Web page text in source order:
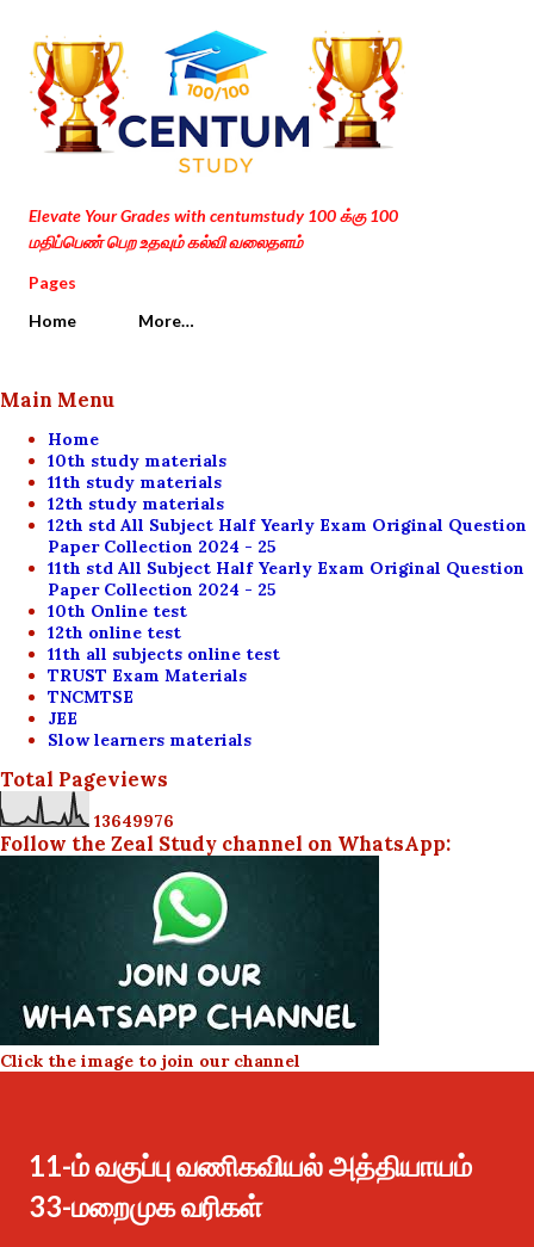
Skip to main content
Elevate Your Grades with centumstudy 100 க்கு 100
மதிப்பெண் பெற உதவும் கல்வி வலைதளம்
Pages
Home
More…
Main Menu
Home
10th study materials
11th study materials
12th study materials
12th std All Subject Half Yearly Exam Original Question
Paper Collection 2024 - 25
11th std All Subject Half Yearly Exam Original Question
Paper Collection 2024 - 25
10th Online test
12th online test
11th all subjects online test
TRUST Exam Materials
TNCMTSE
JEE
Slow learners materials
Total Pageviews
13649976
Follow the Zeal Study channel on WhatsApp:
Click the image to join our channel
11-ம் வகுப்பு வணிகவியல் அத்தியாயம்
33-மறைமுக வரிகள்